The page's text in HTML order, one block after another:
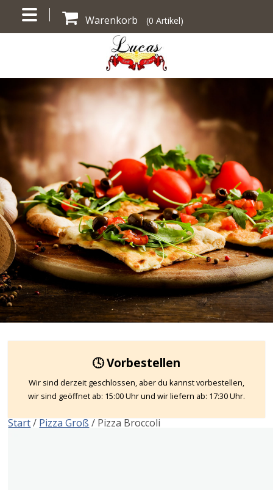
Warenkorb (0 Artikel)
🕓 Vorbestellen
Wir sind derzeit geschlossen, aber du kannst vorbestellen,
wir sind geöffnet ab: 15:00 Uhr und wir liefern ab: 17:30 Uhr.
Start/ Pizza Groß / Pizza Broccoli